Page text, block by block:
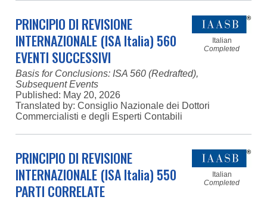
Italian
Completed
PRINCIPIO DI REVISIONE
INTERNAZIONALE (ISA Italia) 560
EVENTI SUCCESSIVI
Basis for Conclusions: ISA 560 (Redrafted),
Subsequent Events
Published: May 20, 2026
Translated by: Consiglio Nazionale dei Dottori
Commercialisti e degli Esperti Contabili
Italian
Completed
PRINCIPIO DI REVISIONE
INTERNAZIONALE (ISA Italia) 550
PARTI CORRELATE